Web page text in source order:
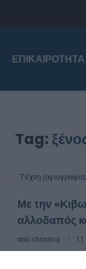
ΕΠΙΚΑΙΡΌΤΗΤΑ
Tag:
Τέχνη
Με την
αλλοδαπός
από christina 11